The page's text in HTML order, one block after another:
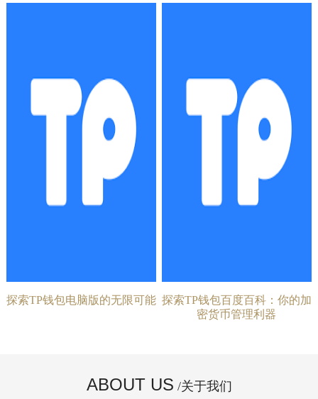
探索TP钱包电脑版的无限可能 探索TP钱包百度百科：你的加
密货币管理利器
ABOUT US /关于我们